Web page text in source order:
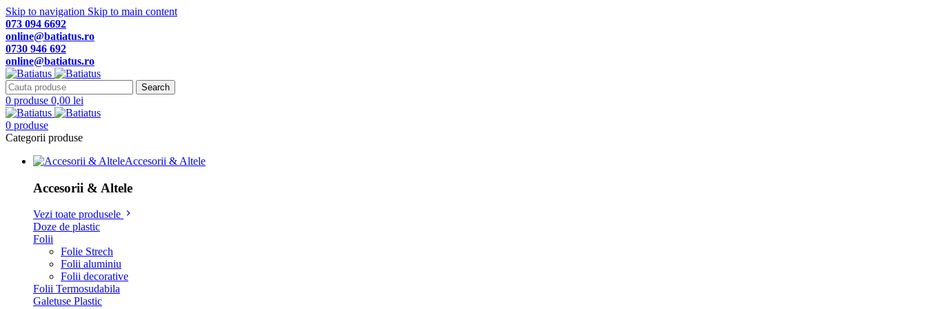
Skip to navigation Skip to main content
073 094 6692
online@batiatus.ro
0730 946 692
online@batiatus.ro
Search
0 produse 0,00 lei
0 produse
Categorii produse
Accesorii & Altele
Accesorii & Altele
Vezi toate produsele
Doze de plastic
Folii
Folie Strech
Folii aluminiu
Folii decorative
Folii Termosudabila
Galetuse Plastic